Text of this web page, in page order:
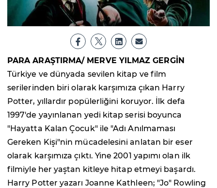
PARA ARAŞTIRMA/ MERVE YILMAZ GERGİN
Türkiye ve dünyada sevilen kitap ve film
serilerinden biri olarak karşımıza çıkan Harry
Potter, yıllardır popülerliğini koruyor. İlk defa
1997'de yayınlanan yedi kitap serisi boyunca
"Hayatta Kalan Çocuk" ile "Adı Anılmaması
Gereken Kişi"nin mücadelesini anlatan bir eser
olarak karşımıza çıktı. Yine 2001 yapımı olan ilk
filmiyle her yaştan kitleye hitap etmeyi başardı.
Harry Potter yazarı Joanne Kathleen; "Jo" Rowling